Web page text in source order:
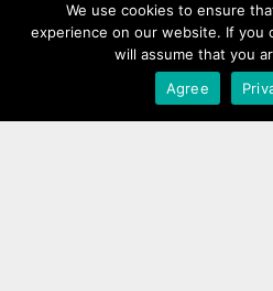
Κοινωνικά
We use cookies to ensure
experience on our website. If you
will assume that you
Agree